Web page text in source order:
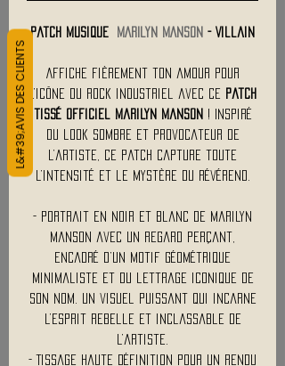
Patch Musique MARILYN MANSON - Villain
Affiche fièrement ton amour pour
l’icône du rock industriel avec ce
patch
tissé officiel Marilyn Manson
! Inspiré
du look sombre et provocateur de
l’artiste, ce patch capture toute
l’intensité et le mystère du Révérend.
- Portrait en noir et blanc de Marilyn
Manson avec un regard perçant,
encadré d’un motif géométrique
minimaliste et du lettrage iconique de
son nom. Un visuel puissant qui incarne
l’esprit rebelle et inclassable de
l’artiste.
- Tissage haute définition pour un rendu
L&#39;AVIS DES CLIENTS